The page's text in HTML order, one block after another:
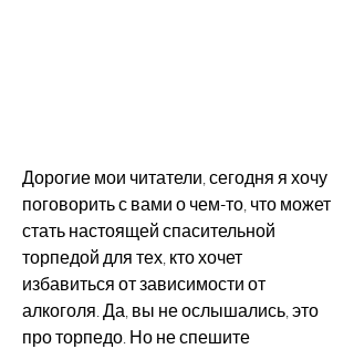
Дорогие мои читатели, сегодня я хочу
поговорить с вами о чем-то, что может
стать настоящей спасительной
торпедой для тех, кто хочет
избавиться от зависимости от
алкоголя. Да, вы не ослышались, это
про торпедо. Но не спешите